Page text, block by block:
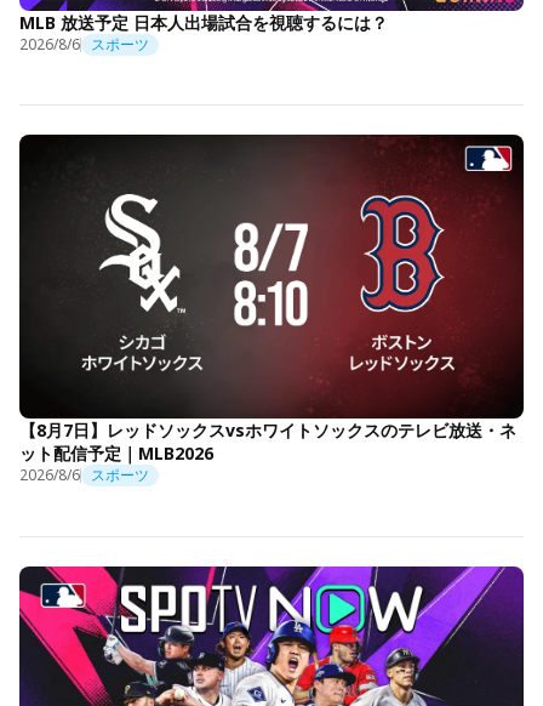
MLB 放送予定 日本人出場試合を視聴するには？
2026/8/6 スポーツ
【8月7日】レッドソックスvsホワイトソックスのテレビ放送・ネ
ット配信予定｜MLB2026
2026/8/6 スポーツ